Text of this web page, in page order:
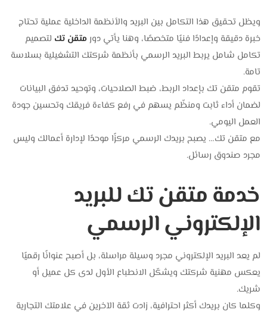
ويظل تحقيق هذا التكامل بين البريد والأنظمة الداخلية عملية تحتاج
خبرة دقيقة وإعدادًا فنيًا متخصصًا، وهنا يأتي دور متقن تك لتصميم
تكامل شامل يربط البريد الرسمي بأنظمة شركتك التشغيلية بسلاسة
تامة.
تقوم متقن تك بإعداد الربط، ضبط الصلاحيات، وتوحيد تدفق البيانات
لضمان أداء ثابت ومنظّم يسهم في رفع كفاءة فريقك وتحسين جودة
العمل اليومي.
مع متقن تك… يصبح بريدك الرسمي مركزًا موحدًا لإدارة أعمالك وليس
مجرد صندوق رسائل.
خدمة متقن تك للبريد
الإلكتروني الرسمي
لم يعد البريد الإلكتروني مجرد وسيلة مراسلة، بل أصبح عنوانًا رقميًا
يعكس مهنية شركتك ويشكّل الانطباع الأول لدى كل عميل أو
شريك.
وكلما كان بريدك أكثر احترافية، زادت ثقة الآخرين في علامتك التجارية